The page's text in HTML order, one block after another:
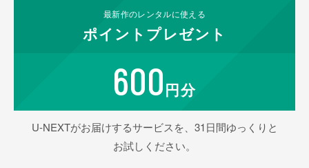
最新作のレンタルに使える
ポイント プレゼント
600円分
U-NEXTがお届けするサービスを、31日間ゆっくりと
お試しください。